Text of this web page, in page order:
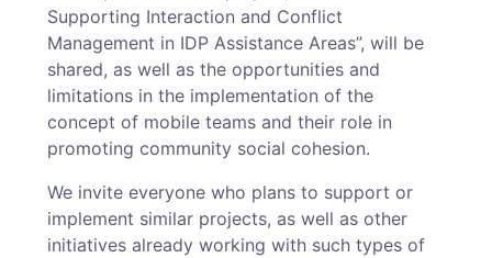
Supporting Interaction and Conflict
Management in IDP Assistance Areas”, will be
shared, as well as the opportunities and
limitations in the implementation of the
concept of mobile teams and their role in
promoting community social cohesion.
We invite everyone who plans to support or
implement similar projects, as well as other
initiatives already working with such types of